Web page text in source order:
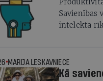
Savienības
intelekta
MARIJA LESKAVNIECE
Kā